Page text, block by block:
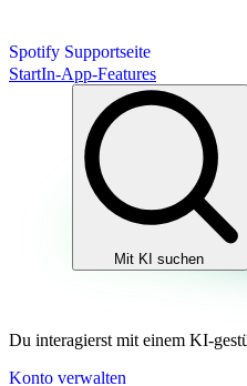
Spotify Supportseite
StartIn-App-Features
Mit KI suchen
Du interagierst mit einem KI-
Konto verwalten